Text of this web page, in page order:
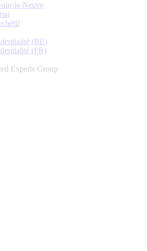
la-Neuve
(BE)
(FR)
Experts Group